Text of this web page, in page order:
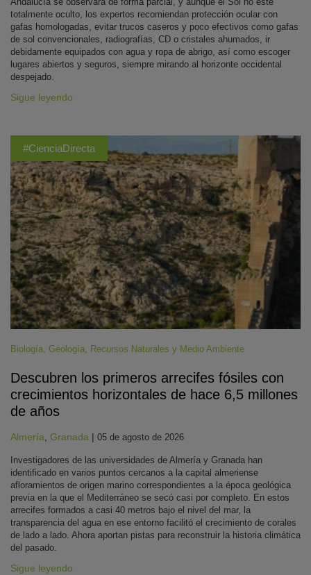
totalmente oculto, los expertos recomiendan protección ocular con
gafas homologadas, evitar trucos caseros y poco efectivos como gafas
de sol convencionales, radiografías, CD o cristales ahumados, ir
debidamente equipados con agua y ropa de abrigo, así como escoger
lugares abiertos y seguros, siempre mirando al horizonte occidental
despejado.
Sigue leyendo
#CienciaDirecta
Biología, Geología, Recursos Naturales y Medio Ambiente
Descubren los primeros arrecifes fósiles con
crecimientos horizontales de hace 6,5 millones
de años
Almería Granada | 05 de agosto de 2026
Investigadores de las universidades de Almería y Granada han
identificado en varios puntos cercanos a la capital almeriense
afloramientos de origen marino correspondientes a la época geológica
previa en la que el Mediterráneo se secó casi por completo. En estos
arrecifes formados a casi 40 metros bajo el nivel del mar, la
transparencia del agua en ese entorno facilitó el crecimiento de corales
de lado a lado. Ahora aportan pistas para reconstruir la historia climática
del pasado.
Sigue leyendo